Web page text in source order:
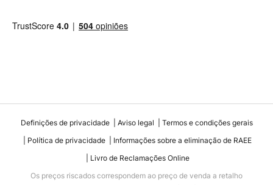
Definições de privacidade Aviso legal
Termos e condições gerais
Política de privacidade
Informações sobre a eliminação de RAEE
Livro de Reclamações Online
Os preços riscados correspondem ao preço de venda a retalho